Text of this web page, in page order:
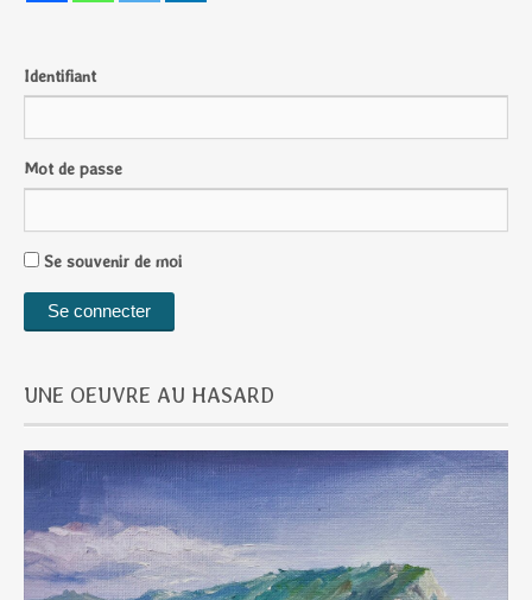
Identifiant
Mot de passe
Se souvenir de moi
UNE OEUVRE AU HASARD